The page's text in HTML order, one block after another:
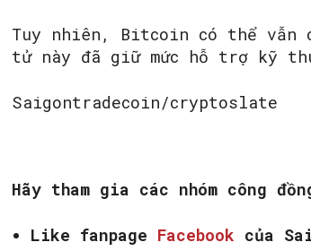
Tuy nhiên, Bitcoin có thể vẫn
tử này đã giữ mức hỗ trợ kỹ
Saigontradecoin/cryptoslate
Hãy tham gia các nhóm công
Like fanpage Facebook của